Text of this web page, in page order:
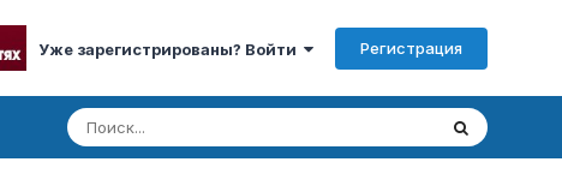
Уже зарегистрированы? Войти Регистрация